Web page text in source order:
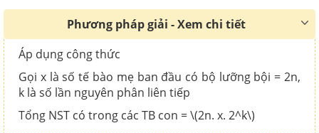
Phương pháp giải - Xem chi tiết
Áp dụng công thức
Gọi x là số tế bào mẹ ban đầu có bộ lưỡng bội = 2n,
k là số lần nguyên phân liên tiếp
Tổng NST có trong các TB con = \(2n. x. 2^k\)